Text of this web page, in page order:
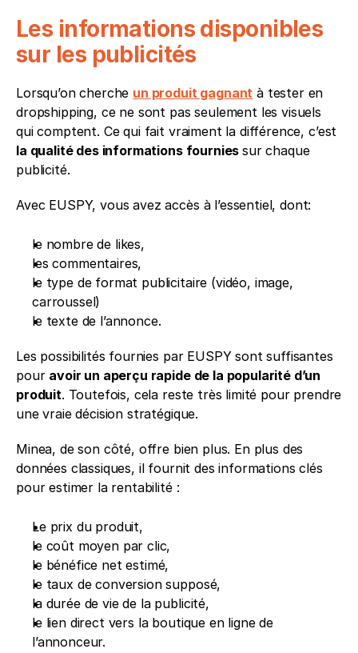
Les informations disponibles
sur les publicités
Lorsqu’on cherche un produit gagnant à tester en
dropshipping, ce ne sont pas seulement les visuels
la qualité des informations fournies sur chaque
publicité.
Avec EUSPY, vous avez accès à l’essentiel, dont:
le nombre de likes,
les commentaires,
le type de format publicitaire (vidéo, image,
carroussel)
le texte de l’annonce.
Les possibilités fournies par EUSPY sont suffisantes
pour avoir un aperçu rapide de la popularité d’un
produit. Toutefois, cela reste très limité pour prendre
une vraie décision stratégique.
Minea, de son côté, offre bien plus. En plus des
données classiques, il fournit des informations clés
pour estimer la rentabilité :
Le prix du produit,
le coût moyen par clic,
le bénéfice net estimé,
le taux de conversion supposé,
la durée de vie de la publicité,
le lien direct vers la boutique en ligne de
l’annonceur.